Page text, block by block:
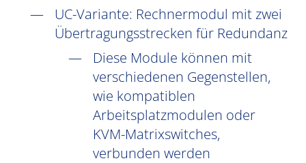
UC-Variante: Rechnermodul mit zwei
Übertragungsstrecken für Redundanz
Diese Module können mit
verschiedenen Gegenstellen,
wie kompatiblen
Arbeitsplatzmodulen oder
KVM-Matrixswitches,
verbunden werden